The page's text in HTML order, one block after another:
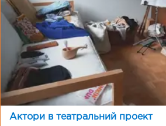
Актори в театральний проект